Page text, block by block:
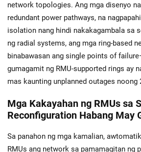
network topologies. Ang mga disenyo
redundant power pathways, na
isolation nang hindi nakakagambala sa
ng radial systems, ang mga ring-based
binabawasan ang single points of
gumagamit ng RMU-supported rings ay
mas kaunting unplanned outages noong
Mga Kakayahan ng RMUs sa
Reconfiguration Habang May
Sa panahon ng mga kamalian,
RMUs ang network sa pamamagitan ng